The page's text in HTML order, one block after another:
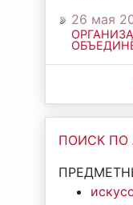
26 мая
ПОИСК ПО